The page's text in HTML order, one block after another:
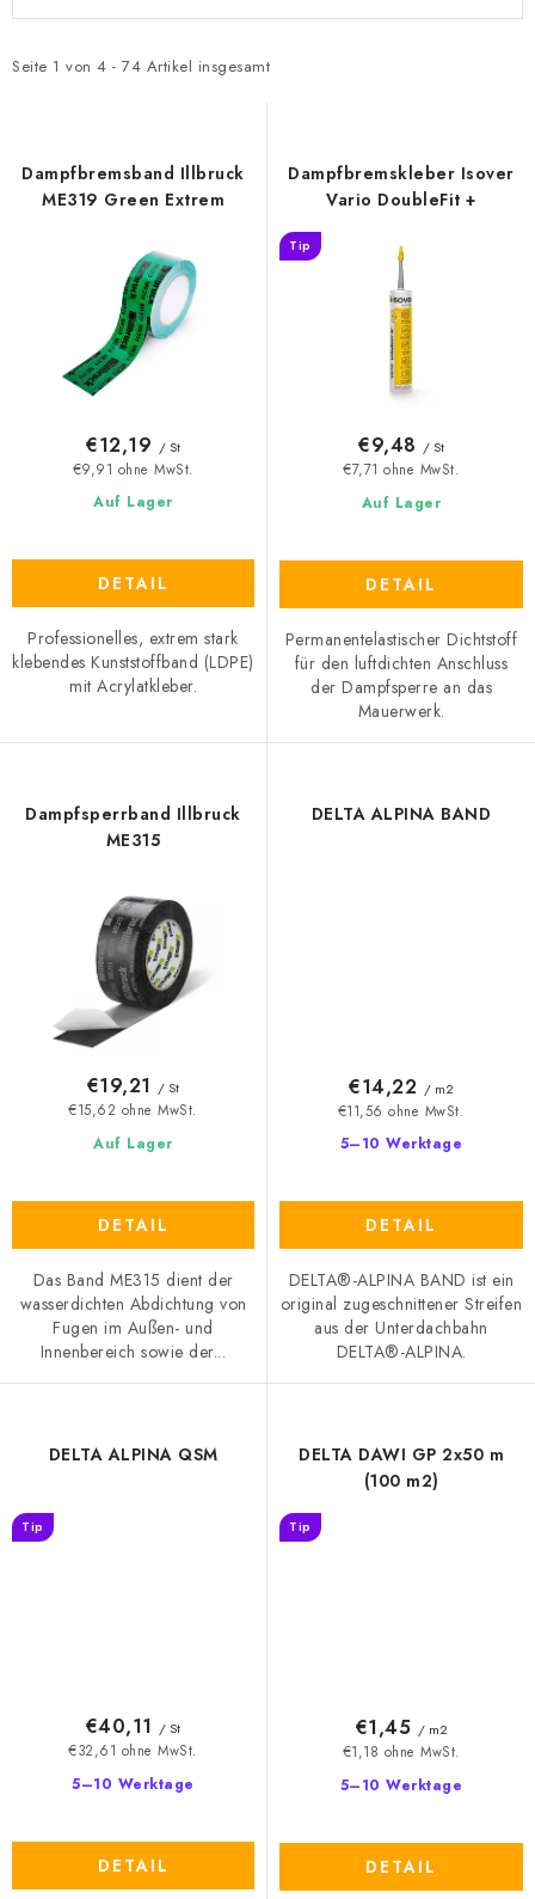
t
e
Seite 1 von 4 - 74 Artikel insgesamt
d
Dampfbremsband Illbruck
ME319 Green Extrem
Auf Lager
€9,91 ohne MwSt.
€12,19 / St
DETAIL
Professionelles, extrem stark
klebendes Kunststoffband (LDPE)
mit Acrylatkleber.
Dampfbremskleber Isover
Vario DoubleFit +
Tip
Auf Lager
€7,71 ohne MwSt.
€9,48 / St
DETAIL
Permanentelastischer Dichtstoff
für den luftdichten Anschluss
der Dampfsperre an das
Mauerwerk.
Dampfsperrband Illbruck
ME315
Auf Lager
€15,62 ohne MwSt.
€19,21 / St
DETAIL
Das Band ME315 dient der
wasserdichten Abdichtung von
Fugen im Außen- und
Innenbereich sowie der...
DELTA ALPINA BAND
5–10 Werktage
€11,56 ohne MwSt.
€14,22 / m2
DETAIL
DELTA®-ALPINA BAND ist ein
original zugeschnittener Streifen
aus der Unterdachbahn
DELTA®-ALPINA.
DELTA ALPINA QSM
Tip
5–10 Werktage
€32,61 ohne MwSt.
€40,11 / St
DETAIL
DELTA DAWI GP 2x50 m
(100 m2)
Tip
5–10 Werktage
€1,18 ohne MwSt.
€1,45 / m2
DETAIL